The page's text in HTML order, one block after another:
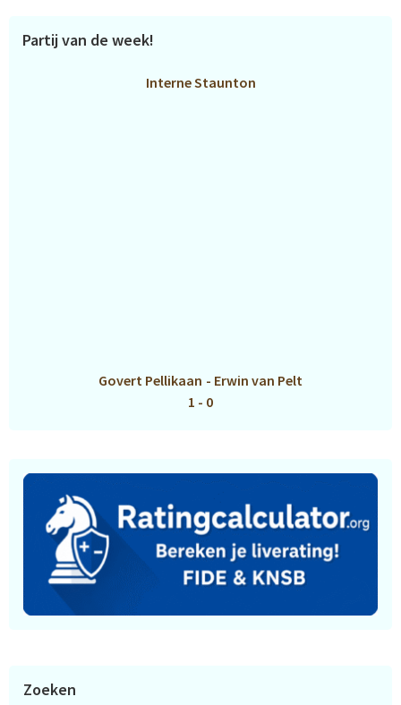
Partij van de week!
Interne Staunton
Govert Pellikaan - Erwin van Pelt
1 - 0
Zoeken